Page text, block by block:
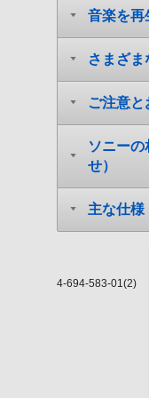
音楽を再
さまざま
ご注意と
ソニー
せ）
主な仕様
4-694-583-01(2)